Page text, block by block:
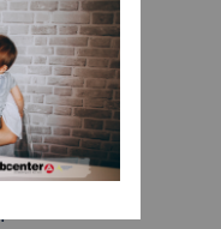
gründete
von
sehr
sie für eine
Fraktion im
bis heute